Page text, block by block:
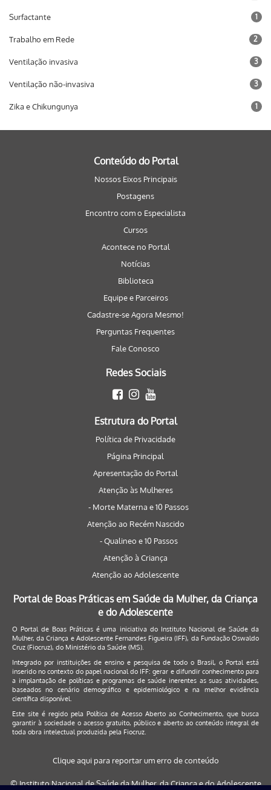
Surfactante 1
Trabalho em Rede 2
Ventilação invasiva 3
Ventilação não-invasiva 3
Zika e Chikungunya 1
Conteúdo do Portal
Nossos Eixos Principais
Postagens
Encontro com o Especialista
Cursos
Acontece no Portal
Notícias
Biblioteca
Equipe e Parceiros
Cadastre-se Agora Mesmo!
Perguntas Frequentes
Fale Conosco
Redes Sociais
Estrutura do Portal
Política de Privacidade
Página Principal
Apresentação do Portal
Atenção às Mulheres
- Morte Materna e 10 Passos
Atenção ao Recém Nascido
- Qualineo e 10 Passos
Atenção à Criança
Atenção ao Adolescente
Portal de Boas Práticas em Saúde da Mulher, da Criança
e do Adolescente
O Portal de Boas Práticas é uma iniciativa do Instituto Nacional de Saúde da
Mulher, da Criança e Adolescente Fernandes Figueira (IFF), da Fundação Oswaldo
Cruz (Fiocruz), do Ministério da Saúde (MS).
Integrado por instituições de ensino e pesquisa de todo o Brasil, o Portal está
inserido no contexto do papel nacional do IFF: gerar e difundir conhecimento para
a implantação de políticas e programas de saúde inerentes as suas atividades,
baseados no cenário demográfico e epidemiológico e na melhor evidência
científica disponível.
Este site é regido pela Política de Acesso Aberto ao Conhecimento, que busca
garantir à sociedade o acesso gratuito, público e aberto ao conteúdo integral de
toda obra intelectual produzida pela Fiocruz.
Clique aqui para reportar um erro de conteúdo
© Instituto Nacional de Saúde da Mulher, da Criança e do Adolescente